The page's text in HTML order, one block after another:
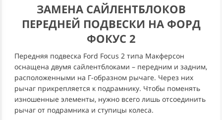
ЗАМЕНА САЙЛЕНТБЛОКОВ
ПЕРЕДНЕЙ ПОДВЕСКИ НА ФОРД
ФОКУС 2
Передняя подвеска Ford Focus 2 типа Макферсон
оснащена двумя сайлентблоками – передним и задним,
расположенными на Г-образном рычаге. Через них
рычаг прикрепляется к подрамнику. Чтобы поменять
изношенные элементы, нужно всего лишь отсоединить
рычаг от подрамника и ступицы колеса.